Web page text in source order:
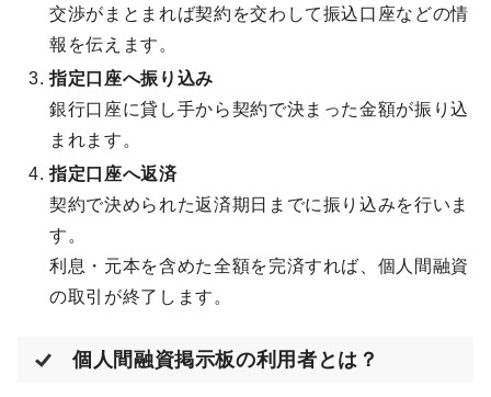
交渉がまとまれば契約を交わして振込口座などの情
報を伝えます。
指定口座へ振り込み
銀行口座に貸し手から契約で決まった金額が振り込
まれます。
指定口座へ返済
契約で決められた返済期日までに振り込みを行いま
す。
利息・元本を含めた全額を完済すれば、個人間融資
の取引が終了します。
個人間融資掲示板の利用者とは？